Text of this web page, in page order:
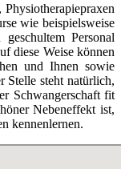
wie beispielsweise
Personal
diese Weise können
und Ihnen sowie
Stelle steht natürlich,
Schwangerschaft fit
Nebeneffekt ist,
kennenlernen.